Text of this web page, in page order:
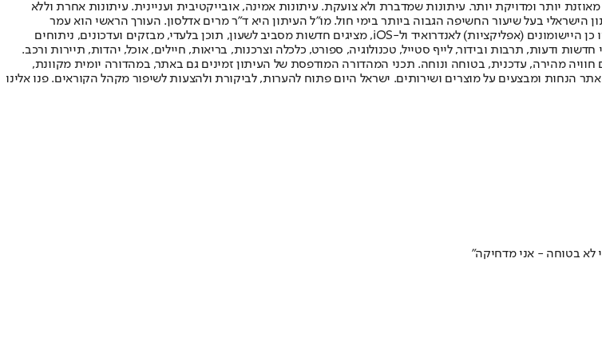
יותר ומדויקת יותר. עיתונות שמדברת ולא צועקת. עיתונות אמינה, אובייקטיבית ועניינית. עיתונות אחרת וללא
ב-30 ביולי 2007, וב-2010 הפך "ישראל היום" לעיתון הישראלי בעל שיעור החשיפה הגבוה ביותר בימי חול. מו"ל העיתון היא ד"ר מרים אדלסון. העורך הראשי הוא עמר
לחמנוביץ, והעורך המייסד הוא עמוס רגב. אתרי האינטרנט של "ישראל היום" בעברית ובאנגלית, כמו כן היישומונים (אפליקציות) לאנדרואיד ול-iOS, מציגים חדשות מסביב לשעון, תוכן בלעדי, מבזקים ועדכונים, ניתוחים
ודעות, תרבות ובידור, לייף סטייל, טכנולוגיה, ספורט, כלכלה וצרכנות, בריאות, חיילים, אוכל, יהדות, תיירות ורכב.
חוויה מהירה, עדכנית, בטוחה ונוחה. תכני המהדורה המודפסת של העיתון זמינים גם באתר, במהדורה יומית מקוונת,
הנחות ומבצעים על מוצרים ושירותים. ישראל היום פתוח להערות, לביקורת ולהצעות לשיפור מקהל הקוראים. פנו אלינו
לא בטוחה - אני מדחיקה"